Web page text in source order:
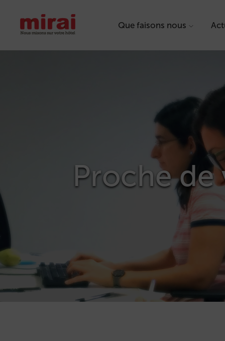
Que faisons nous
Proche